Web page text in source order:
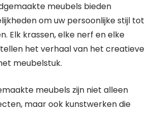
meubels bieden
om uw persoonlijke stijl tot
Elk krassen, elke nerf en elke
het verhaal van het creatieve
meubelstuk.
meubels zijn niet alleen
maar ook kunstwerken die